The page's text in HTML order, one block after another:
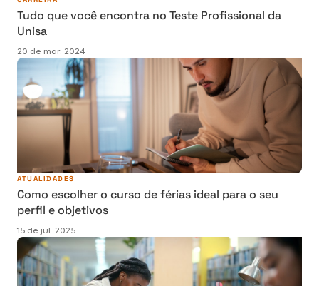
Tudo que você encontra no Teste Profissional da
Unisa
20 de mar. 2024
ATUALIDADES
Como escolher o curso de férias ideal para o seu
perfil e objetivos
15 de jul. 2025